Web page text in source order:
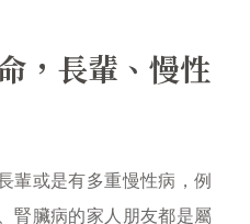
，長輩、慢性
輩或是有多重慢性病，例
腎臟病的家人朋友都是屬